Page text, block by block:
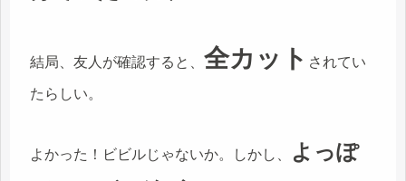
結局、友人が確認すると、 全カット されてい
たらしい。
よかった！ビビルじゃないか。しかし、
よっぽ